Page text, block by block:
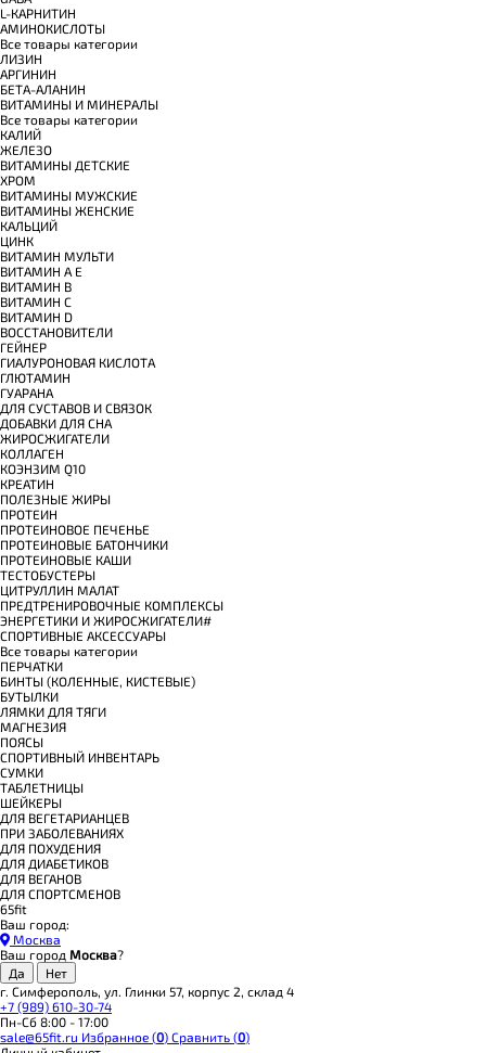
L-КАРНИТИН
АМИНОКИСЛОТЫ
Все товары категории
ЛИЗИН
АРГИНИН
БЕТА-АЛАНИН
ВИТАМИНЫ И МИНЕРАЛЫ
Все товары категории
КАЛИЙ
ЖЕЛЕЗО
ВИТАМИНЫ ДЕТСКИЕ
ХРОМ
ВИТАМИНЫ МУЖСКИЕ
ВИТАМИНЫ ЖЕНСКИЕ
КАЛЬЦИЙ
ЦИНК
ВИТАМИН МУЛЬТИ
ВИТАМИН A E
ВИТАМИН B
ВИТАМИН C
ВИТАМИН D
ВОССТАНОВИТЕЛИ
ГЕЙНЕР
ГИАЛУРОНОВАЯ КИСЛОТА
ГЛЮТАМИН
ГУАРАНА
ДЛЯ СУСТАВОВ И СВЯЗОК
ДОБАВКИ ДЛЯ СНА
ЖИРОСЖИГАТЕЛИ
КОЛЛАГЕН
КОЭНЗИМ Q10
КРЕАТИН
ПОЛЕЗНЫЕ ЖИРЫ
ПРОТЕИН
ПРОТЕИНОВОЕ ПЕЧЕНЬЕ
ПРОТЕИНОВЫЕ БАТОНЧИКИ
ПРОТЕИНОВЫЕ КАШИ
ТЕСТОБУСТЕРЫ
ЦИТРУЛЛИН МАЛАТ
ПРЕДТРЕНИРОВОЧНЫЕ КОМПЛЕКСЫ
ЭНЕРГЕТИКИ И ЖИРОСЖИГАТЕЛИ#
СПОРТИВНЫЕ АКСЕССУАРЫ
Все товары категории
ПЕРЧАТКИ
БИНТЫ (КОЛЕННЫЕ, КИСТЕВЫЕ)
БУТЫЛКИ
ЛЯМКИ ДЛЯ ТЯГИ
МАГНЕЗИЯ
ПОЯСЫ
СПОРТИВНЫЙ ИНВЕНТАРЬ
СУМКИ
ТАБЛЕТНИЦЫ
ШЕЙКЕРЫ
ДЛЯ ВЕГЕТАРИАНЦЕВ
ПРИ ЗАБОЛЕВАНИЯХ
ДЛЯ ПОХУДЕНИЯ
ДЛЯ ДИАБЕТИКОВ
ДЛЯ ВЕГАНОВ
ДЛЯ СПОРТСМЕНОВ
65fit
Ваш город:
Москва
Ваш город Москва?
г. Симферополь, ул. Глинки 57, корпус 2, склад 4
+7 (989) 610-30-74
Пн-Сб 8:00 - 17:00
sale@65fit.ru Избранное (0) Сравнить (0)